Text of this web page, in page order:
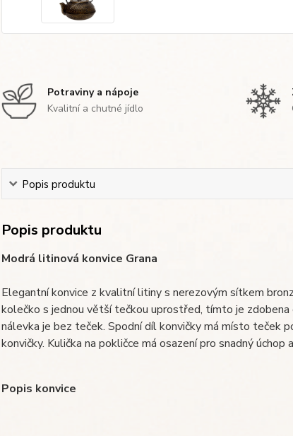
Potraviny a nápoje
Kvalitní a chutné jídlo
Popis produktu
Popis produktu
Modrá litinová konvice Grana
Elegantní konvice z kvalitní litiny s nerezovým sítkem
kolečko s jednou větší tečkou uprostřed, tímto je zdobena
nálevka je bez teček. Spodní díl konvičky má místo teček
konvičky. Kulička na pokličce má osazení pro snadný
Popis konvice